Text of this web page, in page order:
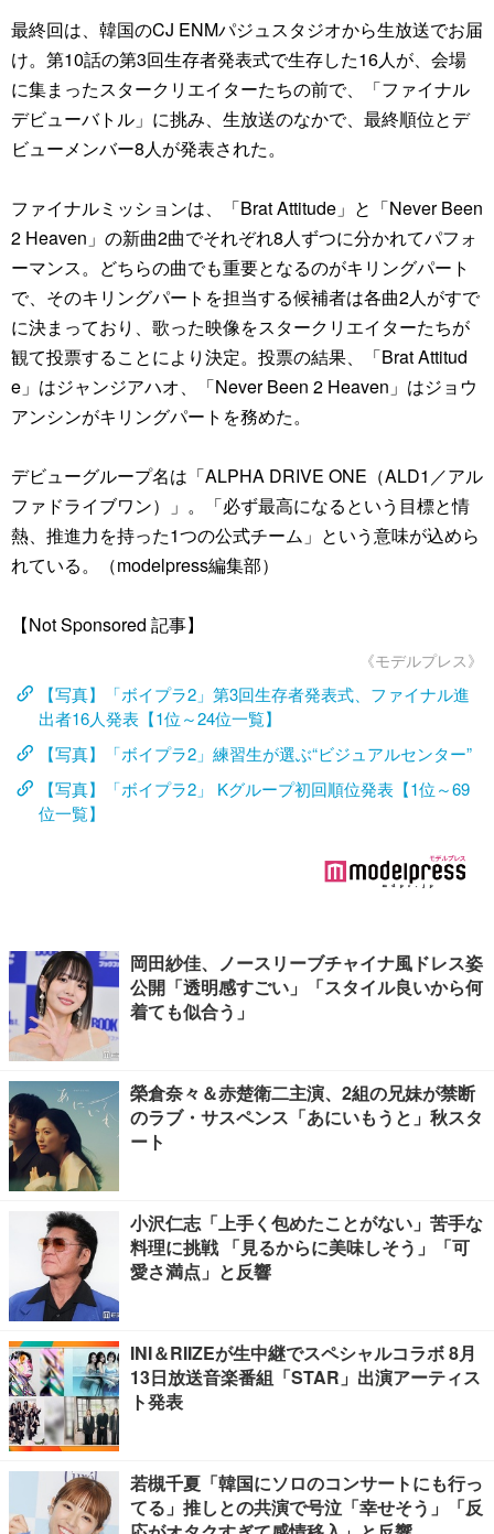
最終回は、韓国のCJ ENMパジュスタジオから生放送でお届
け。第10話の第3回生存者発表式で生存した16人が、会場
に集まったスタークリエイターたちの前で、「ファイナル
デビューバトル」に挑み、生放送のなかで、最終順位とデ
ビューメンバー8人が発表された。
ファイナルミッションは、「Brat Attitude」と「Never Been
2 Heaven」の新曲2曲でそれぞれ8人ずつに分かれてパフォ
ーマンス。どちらの曲でも重要となるのがキリングパート
で、そのキリングパートを担当する候補者は各曲2人がすで
に決まっており、歌った映像をスタークリエイターたちが
観て投票することにより決定。投票の結果、「Brat Attitud
e」はジャンジアハオ、「Never Been 2 Heaven」はジョウ
アンシンがキリングパートを務めた。
デビューグループ名は「ALPHA DRIVE ONE（ALD1／アル
ファドライブワン）」。「必ず最高になるという目標と情
熱、推進力を持った1つの公式チーム」という意味が込めら
れている。（modelpress編集部）
【Not Sponsored 記事】
《モデルプレス》
【写真】「ボイプラ2」第3回生存者発表式、ファイナル進
出者16人発表【1位～24位一覧】
【写真】「ボイプラ2」練習生が選ぶ“ビジュアルセンター”
【写真】「ボイプラ2」 Kグループ初回順位発表【1位～69
位一覧】
岡田紗佳、ノースリーブチャイナ風ドレス姿
公開「透明感すごい」「スタイル良いから何
着ても似合う」
榮倉奈々＆赤楚衛二主演、2組の兄妹が禁断
のラブ・サスペンス「あにいもうと」秋スタ
ート
小沢仁志「上手く包めたことがない」苦手な
料理に挑戦 「見るからに美味しそう」「可
愛さ満点」と反響
INI＆RIIZEが生中継でスペシャルコラボ 8月
13日放送音楽番組「STAR」出演アーティス
ト発表
若槻千夏「韓国にソロのコンサートにも行っ
てる」推しとの共演で号泣「幸せそう」「反